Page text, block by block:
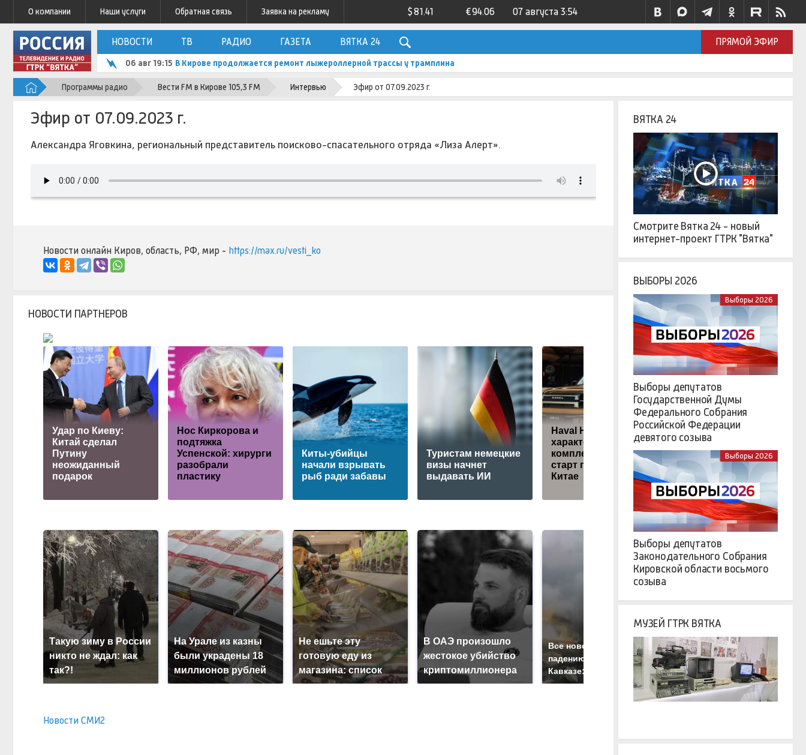
О компании Наши услуги Обратная связь Заявка на рекламу $81.41 €94.06 07 августа 3:54
НОВОСТИ ТВ РАДИО ГАЗЕТА ВЯТКА 24 ПРЯМОЙ ЭФИР
06 авг 19:15 В Кирове продолжается ремонт лыжероллерной трассы у трамплина
Программы радио Вести FM в Кирове 105,3 FM Интервью Эфир от 07.09.2023 г.
Эфир от 07.09.2023 г.
Александра Яговкина, региональный представитель поисково-спасательного отряда «Лиза Алерт».
Новости онлайн Киров, область, РФ, мир - https://max.ru/vesti_ko
НОВОСТИ ПАРТНЕРОВ
Удар по Киеву:
Китай сделал
Путину
неожиданный
подарок
Нос Киркорова и
подтяжка
Успенской: хирурги
разобрали
пластику
Киты-убийцы
начали взрывать
рыб ради забавы
Туристам немецкие
визы начнет
выдавать ИИ
Haval H10:
характеристики,
комплектации и
старт продаж в
Китае
Адейеми перешел
из "Боруссии" в
"Барселону"
Такую зиму в России
никто не ждал: как
так?!
На Урале из казны
были украдены 18
миллионов рублей
Не ешьте эту
готовую еду из
магазина: список
В ОАЭ произошло
жестокое убийство
криптомиллионера
Все новости по
падению вертолета на
Кавказе: читать здесь
Как выглядит место
крушение вертолета на
Кавказе: смотреть
Новости СМИ2
ВЯТКА 24
Смотрите Вятка 24 - новый
интернет-проект ГТРК "Вятка"
ВЫБОРЫ 2026
Выборы 2026
Выборы депутатов
Государственной Думы
Федерального Собрания
Российской Федерации
девятого созыва
Выборы 2026
Выборы депутатов
Законодательного Собрания
Кировской области восьмого
созыва
МУЗЕЙ ГТРК ВЯТКА